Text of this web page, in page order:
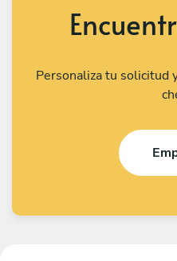
Personaliza tu solicitud